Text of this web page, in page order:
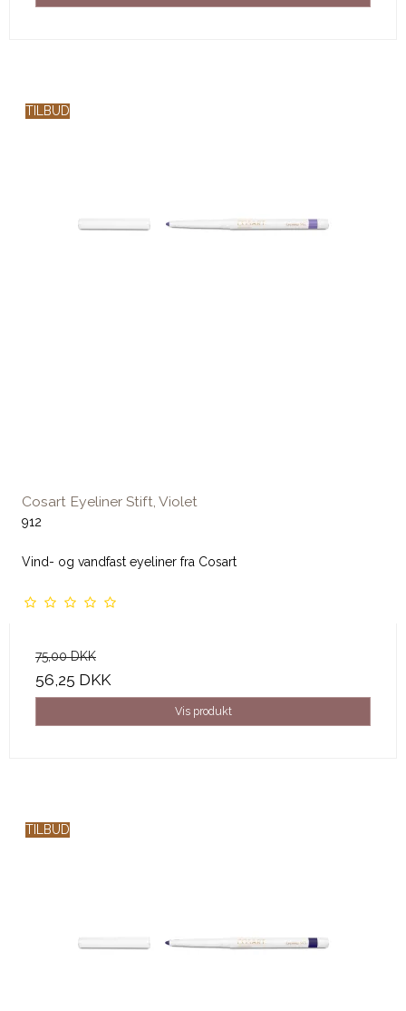
TILBUD
Cosart Eyeliner Stift, Violet
912
Vind- og vandfast eyeliner fra Cosart
75,00 DKK
56,25 DKK
Vis produkt
TILBUD